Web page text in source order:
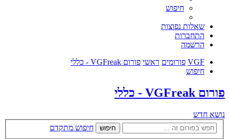
חיפוש
שאלות נפוצות
התחברות
הרשמה
VGF פורומים ראשי פורום VGFreak - כללי
חיפוש
פורום VGFreak - כללי
נושא חדש
חיפוש
חיפוש מתקדם